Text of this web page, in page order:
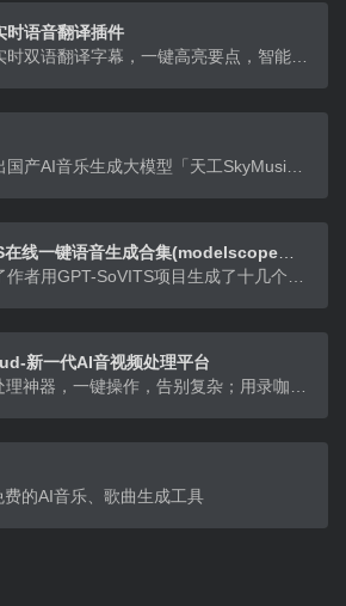
时语音翻译插件
新一代AI音视频处理平台
的AI音乐、歌曲生成工具